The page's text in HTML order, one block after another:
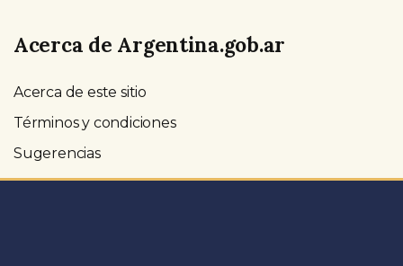
Acerca de Argentina.gob.ar
Acerca de este sitio
Términos y condiciones
Sugerencias